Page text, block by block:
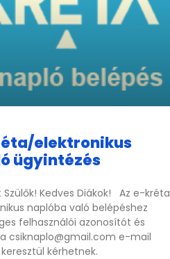
elektronikus
ügyintézés
Szülők! Kedves Diákok! Az e-kréta
naplóba való belépéshez
felhasználói azonosítót és
csiknaplo@gmail.com e-mail
kérhetnek.